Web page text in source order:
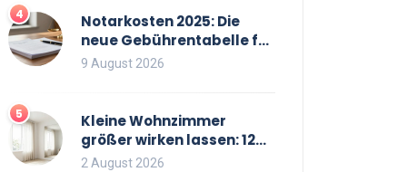
4
Notarkosten 2025: Die
neue Gebührentabelle für
Immobilienkäufe
9 August 2026
5
Kleine Wohnzimmer
größer wirken lassen: 12
bewährte Tricks für mehr
2 August 2026